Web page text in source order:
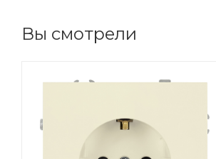
Вы смотрели